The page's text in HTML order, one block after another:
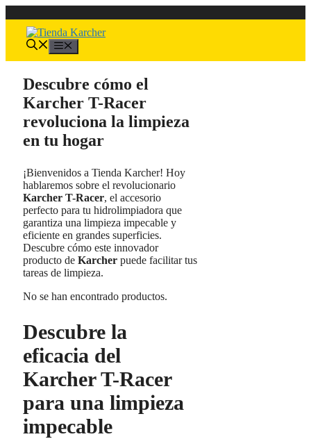
al
contenido
Descubre cómo el
Karcher T-Racer
revoluciona la limpieza
en tu hogar
¡Bienvenidos a Tienda Karcher! Hoy
hablaremos sobre el revolucionario
Karcher T-Racer, el accesorio
perfecto para tu hidrolimpiadora que
garantiza una limpieza impecable y
eficiente en grandes superficies.
Descubre cómo este innovador
producto de Karcher puede facilitar tus
tareas de limpieza.
No se han encontrado productos.
Descubre la
eficacia del
Karcher T-Racer
para una limpieza
impecable